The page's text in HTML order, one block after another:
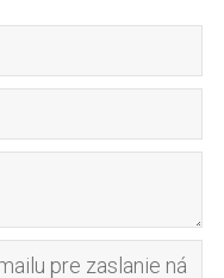
pre zaslanie ná